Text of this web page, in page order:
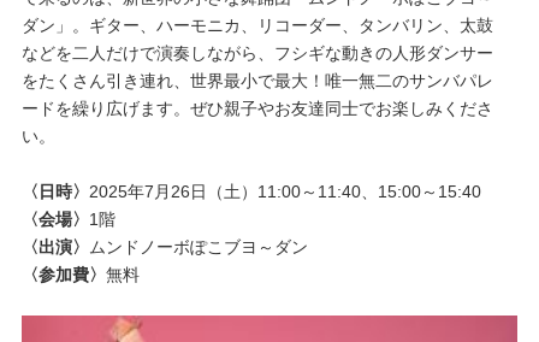
ダン」。ギター、ハーモニカ、リコーダー、タンバリン、太鼓
などを二人だけで演奏しながら、フシギな動きの人形ダンサー
をたくさん引き連れ、世界最小で最大！唯一無二のサンバパレ
ードを繰り広げます。ぜひ親子やお友達同士でお楽しみくださ
い。
〈日時〉 2025年7 月 26日（土） 11:00～ 11:40、 15:00～ 15:40
〈会場〉 1階
〈出演〉
ムンドノーボぽこブヨ～ダン
〈参加費〉 無料